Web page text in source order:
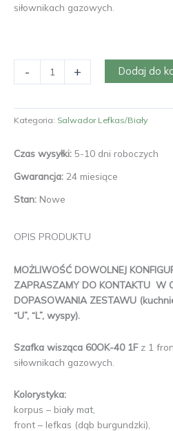
siłownikach gazowych.
-
Szafka
60OK-
40
+ Dodaj do
Kategoria: Salwador Lefkas/Biały
Czas wysyłki: 5-10 dni roboczych
Gwarancja: 24 miesiące
Stan: Nowe
OPIS PRODUKTU
MOŻLIWOŚĆ DOWOLNEJ
ZAPRASZAMY DO KONTAKTU W
DOPASOWANIA ZESTAWU
“U”, “L”, wyspy).
Szafka wisząca 60OK-40 1F z 1
siłownikach gazowych.
Kolorystyka:
korpus – biały mat,
front – lefkas (dąb burgundzki),